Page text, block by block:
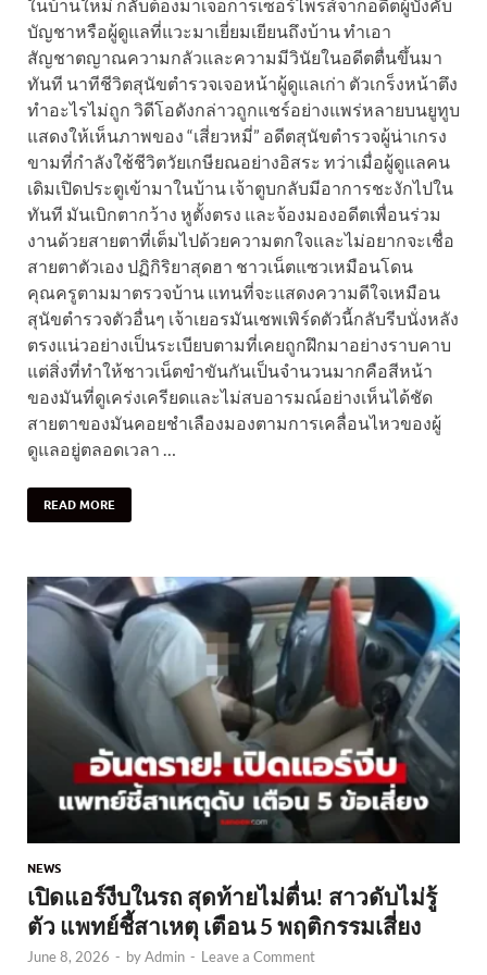
ในบ้านใหม่ กลับต้องมาเจอการเซอร์ไพรส์จากอดีตผู้บังคับ
บัญชาหรือผู้ดูแลที่แวะมาเยี่ยมเยียนถึงบ้าน ทำเอา
สัญชาตญาณความกลัวและความมีวินัยในอดีตตื่นขึ้นมา
ทันที นาทีชีวิตสุนัขตำรวจเจอหน้าผู้ดูแลเก่า ตัวเกร็งหน้าตึง
ทำอะไรไม่ถูก วิดีโอดังกล่าวถูกแชร์อย่างแพร่หลายบนยูทูบ
แสดงให้เห็นภาพของ “เสี่ยวหมี่” อดีตสุนัขตำรวจผู้น่าเกรง
ขามที่กำลังใช้ชีวิตวัยเกษียณอย่างอิสระ ทว่าเมื่อผู้ดูแลคน
เดิมเปิดประตูเข้ามาในบ้าน เจ้าตูบกลับมีอาการชะงักไปใน
ทันที มันเบิกตากว้าง หูตั้งตรง และจ้องมองอดีตเพื่อนร่วม
งานด้วยสายตาที่เต็มไปด้วยความตกใจและไม่อยากจะเชื่อ
สายตาตัวเอง ปฏิกิริยาสุดฮา ชาวเน็ตแซวเหมือนโดน
คุณครูตามมาตรวจบ้าน แทนที่จะแสดงความดีใจเหมือน
สุนัขตำรวจตัวอื่นๆ เจ้าเยอรมันเชพเพิร์ดตัวนี้กลับรีบนั่งหลัง
ตรงแน่วอย่างเป็นระเบียบตามที่เคยถูกฝึกมาอย่างราบคาบ
แต่สิ่งที่ทำให้ชาวเน็ตขำขันกันเป็นจำนวนมากคือสีหน้า
ของมันที่ดูเคร่งเครียดและไม่สบอารมณ์อย่างเห็นได้ชัด
สายตาของมันคอยชำเลืองมองตามการเคลื่อนไหวของผู้
ดูแลอยู่ตลอดเวลา …
READ MORE
NEWS
เปิดแอร์งีบในรถ สุดท้ายไม่ตื่น! สาวดับไม่รู้
ตัว แพทย์ชี้สาเหตุ เตือน 5 พฤติกรรมเสี่ยง
June 8, 2026 - byAdmin - Leave a Comment